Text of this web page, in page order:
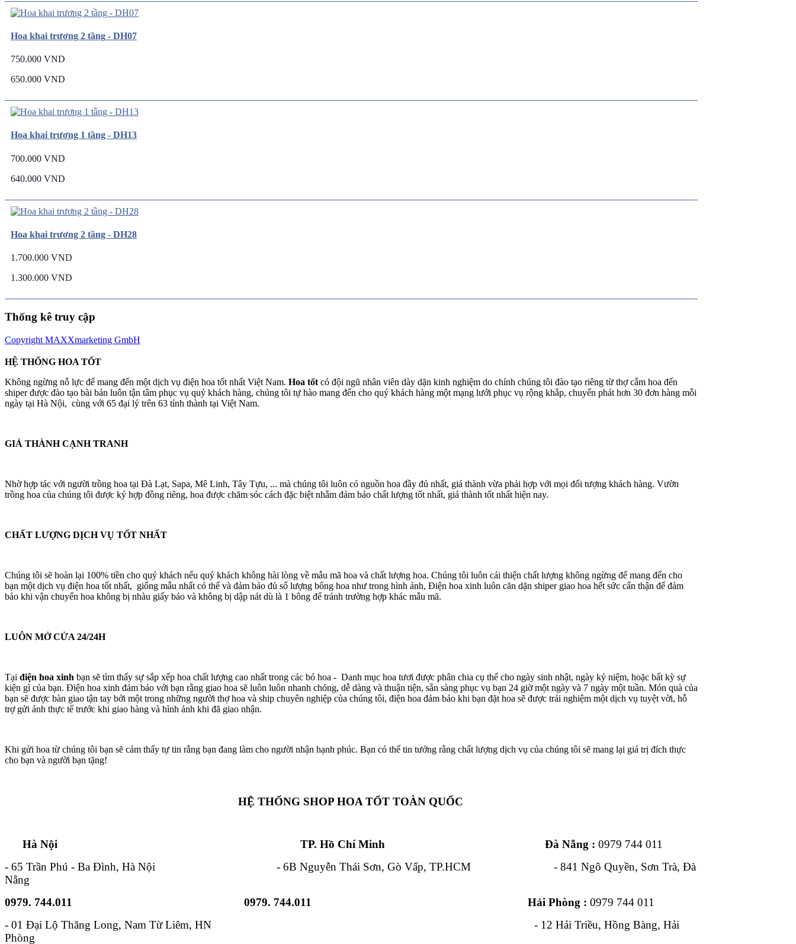
Hoa khai trương 2 tầng - DH07
750.000 VND
650.000 VND
Hoa khai trương 1 tầng - DH13
700.000 VND
640.000 VND
Hoa khai trương 2 tầng - DH28
1.700.000 VND
1.300.000 VND
Thống kê truy cập
Copyright MAXXmarketing GmbH
HỆ THỐNG HOA TỐT
Không ngừng nỗ lực để mang đến một dịch vụ điện hoa tốt nhất Việt Nam. Hoa tốt có đội ngũ nhân viên dày dặn kinh nghiệm do chính chúng tôi đào tạo riêng từ thợ cắm hoa đến
shiper được đào tạo bài bản luôn tận tâm phục vụ quý khách hàng, chúng tôi tự hào mang đến cho quý khách hàng một mạng lưới phục vụ rộng khắp, chuyển phát hơn 30 đơn hàng mỗi
ngày tại Hà Nội, cùng với 65 đại lý trên 63 tỉnh thành tại Việt Nam.
GIÁ THÀNH CẠNH TRANH
Nhờ hợp tác với người trồng hoa tại Đà Lạt, Sapa, Mê Linh, Tây Tựu, ... mà chúng tôi luôn có nguồn hoa đầy đủ nhất, giá thành vừa phải hợp với mọi đối tượng khách hàng. Vườn
trồng hoa của chúng tôi được ký hợp đồng riêng, hoa được chăm sóc cách đặc biệt nhằm đảm bảo chất lượng tốt nhất, giá thành tốt nhất hiện nay.
CHẤT LƯỢNG DỊCH VỤ TỐT NHẤT
Chúng tôi sẽ hoàn lại 100% tiền cho quý khách nếu quý khách không hài lòng về mẫu mã hoa và chất lượng hoa. Chúng tôi luôn cải thiện chất lượng không ngừng để mang đến cho
bạn một dịch vụ điện hoa tốt nhất, giống mẫu nhất có thể và đảm bảo đủ số lượng bông hoa như trong hình ảnh, Điện hoa xinh luôn căn dặn shiper giao hoa hết sức cẩn thận để đảm
bảo khi vận chuyển hoa không bị nhàu giấy báo và không bị dập nát dù là 1 bông để tránh trường hợp khác mẫu mã.
LUÔN MỞ CỬA 24/24H
Tại điện hoa xinh bạn sẽ tìm thấy sự sắp xếp hoa chất lượng cao nhất trong các bó hoa - Danh mục hoa tươi được phân chia cụ thể cho ngày sinh nhật, ngày kỷ niệm, hoặc bất kỳ sự
kiện gì của bạn. Điện hoa xinh đảm bảo với bạn rằng giao hoa sẽ luôn luôn nhanh chóng, dễ dàng và thuận tiện, sẵn sàng phục vụ bạn 24 giờ một ngày và 7 ngày một tuần. Món quà của
bạn sẽ được bàn giao tận tay bởi một trong những người thợ hoa và ship chuyên nghiệp của chúng tôi, điện hoa đảm bảo khi bạn đặt hoa sẽ được trải nghiệm một dịch vụ tuyệt vời, hỗ
trợ gửi ảnh thực tế trước khi giao hàng và hình ảnh khi đã giao nhận.
Khi gửi hoa từ chúng tôi bạn sẽ cảm thấy tự tin rằng bạn đang làm cho người nhận hạnh phúc. Bạn có thể tin tưởng rằng chất lượng dịch vụ của chúng tôi sẽ mang lại giá trị đích thực
cho bạn và người bạn tặng!
HỆ THỐNG SHOP HOA TỐT TOÀN QUỐC
Hà Nội TP. Hồ Chí Minh Đà Nẵng : 0979 744 011
- 65 Trần Phú - Ba Đình, Hà Nội - 6B Nguyễn Thái Sơn, Gò Vấp, TP.HCM - 841 Ngô Quyền, Sơn Trà, Đà
Nẵng
0979. 744.011
0979. 744.011 Hải Phòng : 0979 744 011
- 01 Đại Lộ Thăng Long, Nam Từ Liêm, HN - 12 Hải Triều, Hồng Bàng, Hải
Phòng